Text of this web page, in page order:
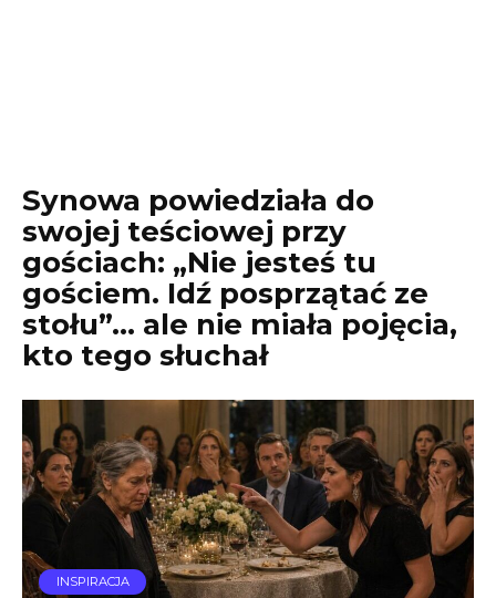
Synowa powiedziała do
swojej teściowej przy
gościach: „Nie jesteś tu
gościem. Idź posprzątać ze
stołu”… ale nie miała pojęcia,
kto tego słuchał
INSPIRACJA